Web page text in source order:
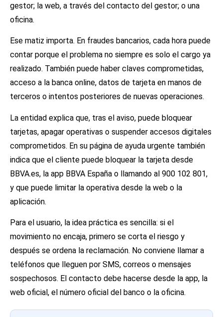
gestor; la web, a través del contacto del gestor; o una
oficina.
Ese matiz importa. En fraudes bancarios, cada hora puede
contar porque el problema no siempre es solo el cargo ya
realizado. También puede haber claves comprometidas,
acceso a la banca online, datos de tarjeta en manos de
terceros o intentos posteriores de nuevas operaciones.
La entidad explica que, tras el aviso, puede bloquear
tarjetas, apagar operativas o suspender accesos digitales
comprometidos. En su página de ayuda urgente también
indica que el cliente puede bloquear la tarjeta desde
BBVA.es, la app BBVA España o llamando al 900 102 801,
y que puede limitar la operativa desde la web o la
aplicación.
Para el usuario, la idea práctica es sencilla: si el
movimiento no encaja, primero se corta el riesgo y
después se ordena la reclamación. No conviene llamar a
teléfonos que lleguen por SMS, correos o mensajes
sospechosos. El contacto debe hacerse desde la app, la
web oficial, el número oficial del banco o la oficina.